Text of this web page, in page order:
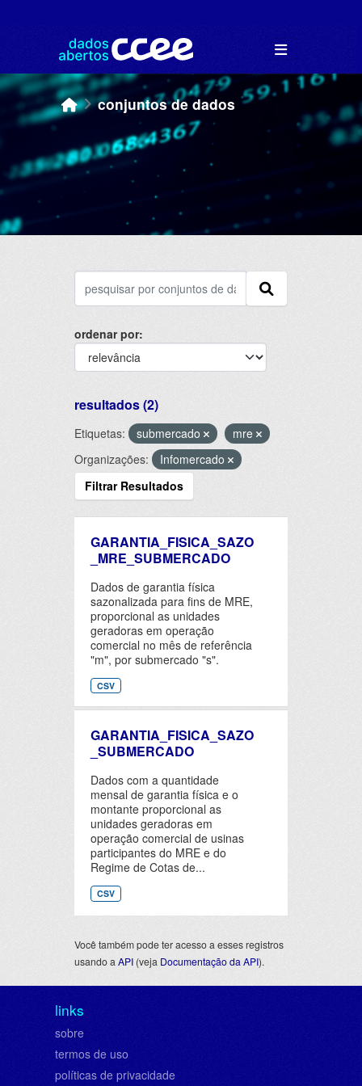
conjuntos de dados
ordenar por
resultados (2)
Etiquetas: submercado
mre
Organizações:
Infomercado
Filtrar Resultados
GARANTIA_FISICA_SAZO
_MRE_SUBMERCADO
Dados de garantia física
sazonalizada para fins de MRE,
proporcional as unidades
geradoras em operação
comercial no mês de referência
"m", por submercado "s".
CSV
GARANTIA_FISICA_SAZO
_SUBMERCADO
Dados com a quantidade
mensal de garantia física e o
montante proporcional as
unidades geradoras em
operação comercial de usinas
participantes do MRE e do
Regime de Cotas de...
CSV
Você também pode ter acesso a esses registros
usando a API (veja Documentação da API).
links
sobre
termos de uso
políticas de privacidade